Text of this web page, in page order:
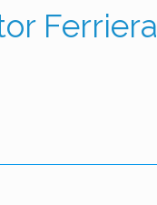
Ferriera